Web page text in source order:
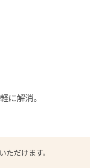
に解消。
ただけます。